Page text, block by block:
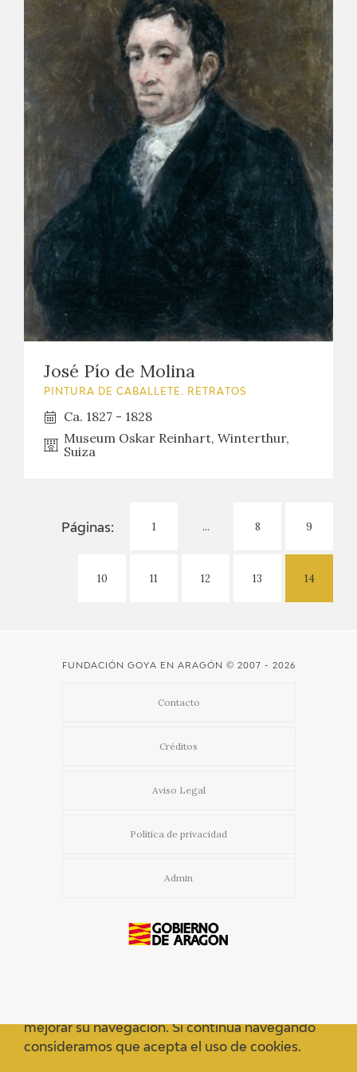
CATÁLOGO
GOYA EN ARAGÓN
PREMIO ARAGÓN GOYA
EDICIONES
PUBLICACIONES
TIENDA
TIENDA ONLINE
EDUCA
RECURSOS EDUCATIVOS
José Pío de Molina
PINTURA DE CABALLETE. RETRATOS
Ca. 1827 - 1828
Museum Oskar Reinhart, Winterthur,
Suiza
Páginas: 1 ... 8 9
10 11 12 13 14
FUNDACIÓN GOYA EN ARAGÓN © 2007 - 2026
Contacto
Créditos
Aviso Legal
Política de privacidad
Admin
mejorar su navegación. Si continua navegando
consideramos que acepta el uso de cookies.